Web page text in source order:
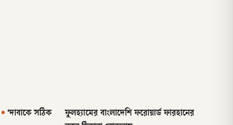
• ‘দাবাকে সঠিক
ফুলহ্যামের বাংলাদেশি ফরোয়ার্ড ফারহানের